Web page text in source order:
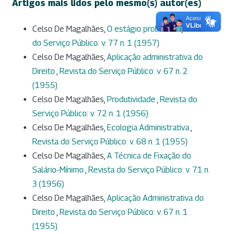
Artigos mais lidos pelo mesmo(s) autor(es)
Celso De Magalhães, O estágio probatório, Revista
do Serviço Público: v. 77 n. 1 (1957)
Celso De Magalhães, Aplicação administrativa do
Direito , Revista do Serviço Público: v. 67 n. 2
(1955)
Celso De Magalhães, Produtividade , Revista do
Serviço Público: v. 72 n. 1 (1956)
Celso De Magalhães, Ecologia Administrativa,
Revista do Serviço Público: v. 68 n. 1 (1955)
Celso De Magalhães, A Técnica de Fixação do
Salário-Mínimo , Revista do Serviço Público: v. 71 n.
3 (1956)
Celso De Magalhães, Aplicação Administrativa do
Direito , Revista do Serviço Público: v. 67 n. 1
(1955)